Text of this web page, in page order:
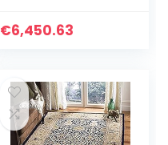
Perzische stijl
€6,450.63